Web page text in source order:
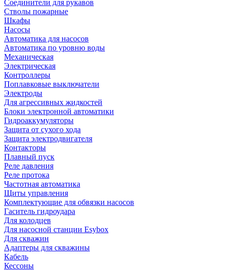
Соединители для рукавов
Стволы пожарные
Шкафы
Насосы
Автоматика для насосов
Автоматика по уровню воды
Механическая
Электрическая
Контроллеры
Поплавковые выключатели
Электроды
Для агрессивных жидкостей
Блоки электронной автоматики
Гидроаккумуляторы
Защита от сухого хода
Защита электродвигателя
Контакторы
Плавный пуск
Реле давления
Реле протока
Частотная автоматика
Щиты управления
Комплектующие для обвязки насосов
Гаситель гидроудара
Для колодцев
Для насосной станции Esybox
Для скважин
Адаптеры для скважины
Кабель
Кессоны